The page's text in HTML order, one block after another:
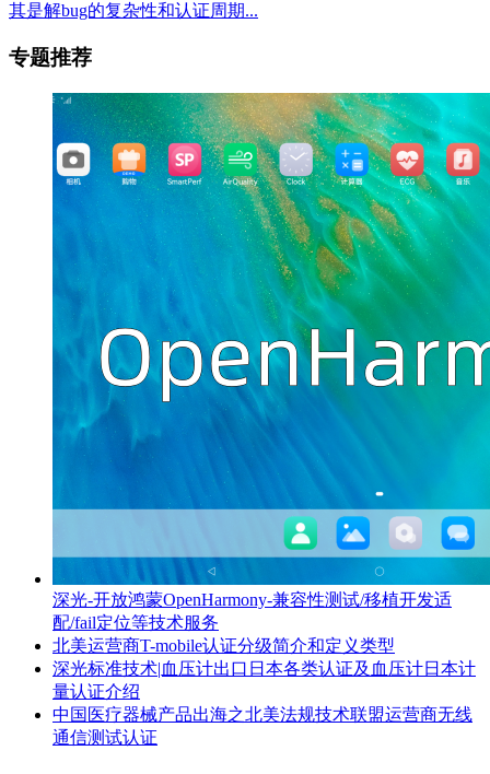
其是解bug的复杂性和认证周期...
专题推荐
深光-开放鸿蒙OpenHarmony-兼容性测试/移植开发适
配/fail定位等技术服务
北美运营商T-mobile认证分级简介和定义类型
深光标准技术|血压计出口日本各类认证及血压计日本计
量认证介绍
中国医疗器械产品出海之北美法规技术联盟运营商无线
通信测试认证